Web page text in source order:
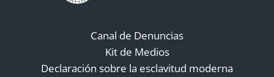
Canal de Denuncias
Kit de Medios
Declaración sobre la esclavitud moderna